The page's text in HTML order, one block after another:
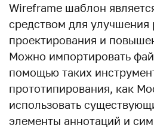
Wireframe шаблон
средством для улучшения
проектирования и
Можно импортировать
помощью таких
прототипирования, как
использовать
элементы аннотаций и